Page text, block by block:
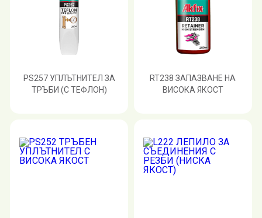
PS257 УПЛЪТНИТЕЛ ЗА
ТРЪБИ (С ТЕФЛОН)
RT238 ЗАПАЗВАНЕ НА
ВИСОКА ЯКОСТ